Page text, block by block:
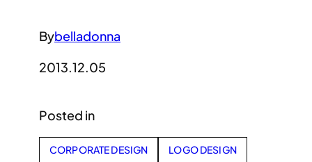
Bybelladonna
2013.12.05
Posted in
CORPORATE DESIGN LOGO DESIGN